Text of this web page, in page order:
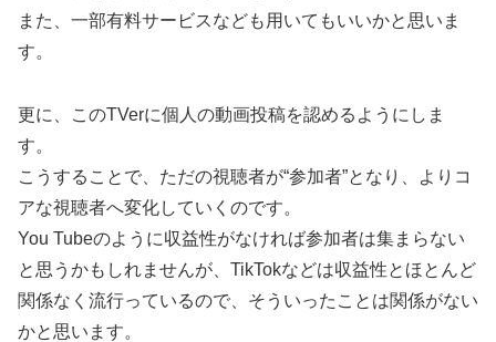
また、一部有料サービスなども用いてもいいかと思いま
す。
更に、このTVerに個人の動画投稿を認めるようにしま
す。
こうすることで、ただの視聴者が“参加者”となり、よりコ
アな視聴者へ変化していくのです。
You Tubeのように収益性がなければ参加者は集まらない
と思うかもしれませんが、TikTokなどは収益性とほとんど
関係なく流行っているので、そういったことは関係がない
かと思います。